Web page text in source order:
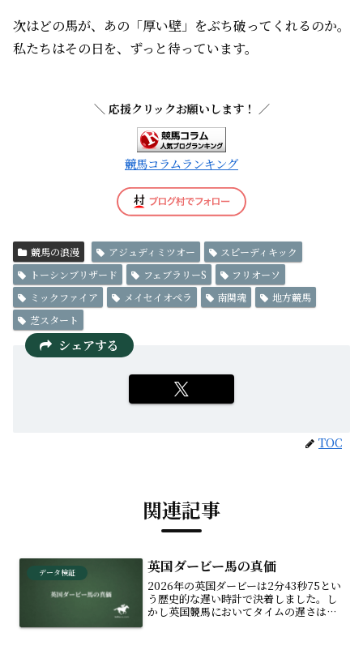
次はどの馬が、あの「厚い壁」をぶち破ってくれるのか。
私たちはその日を、ずっと待っています。
＼ 応援クリックお願いします！ ／
競馬コラムランキング
競馬の浪漫 アジュディミツオー
スピーディキック
トーシンブリザード
フェブラリーS
フリオーソ
ミックファイア
メイセイオペラ 南関魂
地方競馬
芝スタート
シェアする
TOC
関連記事
データ検証 英国ダービー馬の真価
2026年の英国ダービーは2分43秒75とい
う歴史的な遅い時計で決着しました。し
かし英国競馬においてタイムの遅さは不